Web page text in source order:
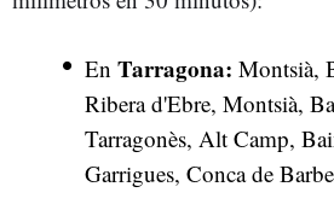
En Tarragona: Montsià,
Ribera d'Ebre, Montsià,
Tarragonès, Alt Camp,
Garrigues, Conca de